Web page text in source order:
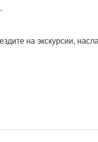
на экскурсии,